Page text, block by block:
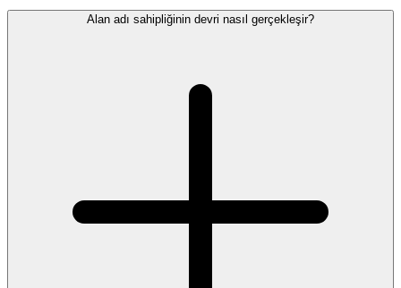
Alan adı sahipliğinin devri nasıl gerçekleşir?